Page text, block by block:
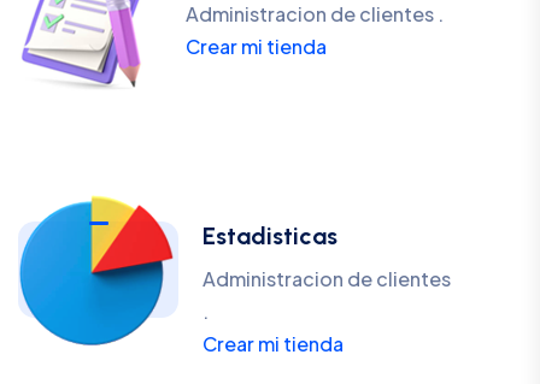
Administracion de clientes .
Crear mi tienda
Estadisticas
Administracion de clientes
.
Crear mi tienda